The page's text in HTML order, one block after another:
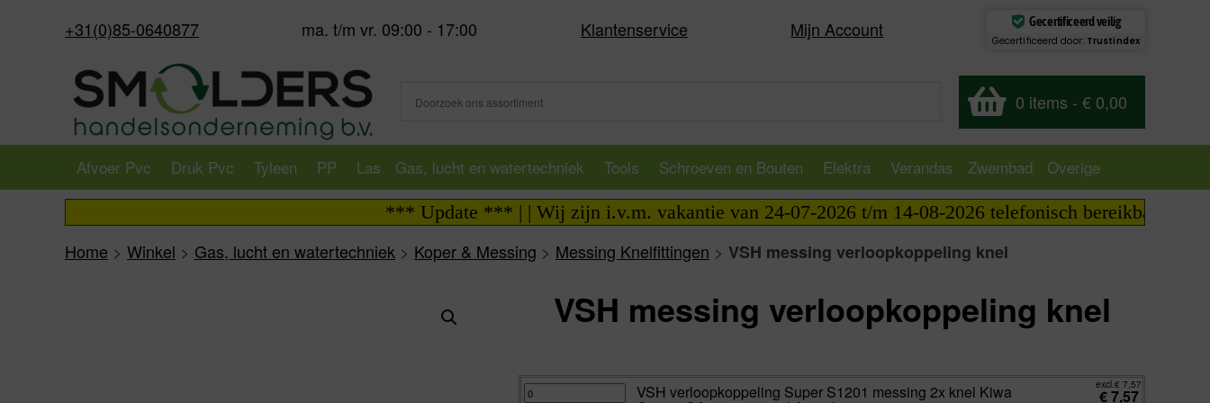
+31(0)85-0640877 ma. t/m vr. 09:00 - 17:00 Klantenservice Mijn Account Gecertificeerd veilig
Gecertificeerd door: Trustindex
0 items - € 0,00
Afvoer Pvc Druk Pvc Tyleen PP Las Gas, lucht en watertechniek Tools Schroeven en Bouten Elektra Verandas Zwembad
Overige
*** Update *** | | Wij zijn i.v.m. vakantie van 24-07-2026 t/m 14-08-2026 telefonisch bereikbaar van
Home > Winkel > Gas, lucht en watertechniek > Koper & Messing > Messing Knelfittingen > VSH messing verloopkoppeling knel
VSH messing verloopkoppeling knel
VSH
verloopkoppeling VSH verloopkoppeling Super S1201 messing 2x knel Kiwa excl.€ 7,57
€7,57